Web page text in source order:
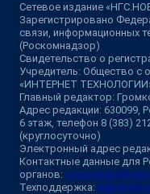
Сетевое издание
Зарегистрировано
связи, информационных
(Роскомнадзор)
Свидетельство о
Учредитель: Общество с
«ИНТЕРНЕТ
Главный редактор:
Адрес редакции: 630099,
6 этаж, телефон 8 (383)
(круглосуточно)
Электронный адрес
Контактные данные для
органов:
Техподдержка: